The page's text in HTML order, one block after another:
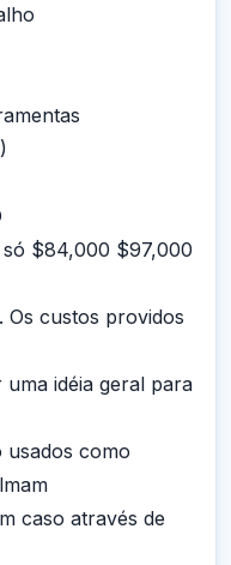
só $84,000 $97,000
custos providos
idéia geral para
usados como
caso através de